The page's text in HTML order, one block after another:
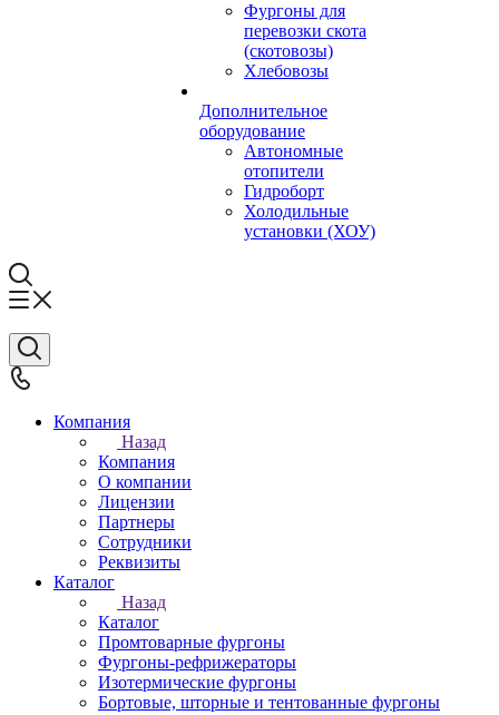
Фургоны для
перевозки скота
(скотовозы)
Хлебовозы
Дополнительное
оборудование
Автономные
отопители
Гидроборт
Холодильные
установки (ХОУ)
Компания
Назад
Компания
О компании
Лицензии
Партнеры
Сотрудники
Реквизиты
Каталог
Назад
Каталог
Промтоварные фургоны
Фургоны-рефрижераторы
Изотермические фургоны
Бортовые, шторные и тентованные фургоны